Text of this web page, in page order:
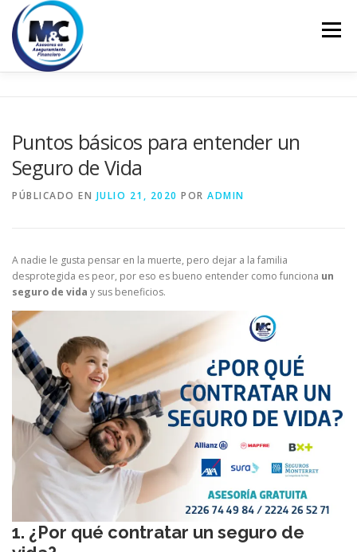
Saltar
contenido
Menú
EMPRESARIALES
Puntos básicos para entender un
Seguro de Vida
PÚBLICADO EN JULIO 21, 2020 POR ADMIN
A nadie le gusta pensar en la muerte, pero dejar a la familia
desprotegida es peor, por eso es bueno entender como funciona un
seguro de vida y sus beneficios.
1. ¿Por qué contratar un seguro de